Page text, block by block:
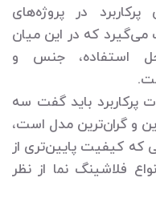
در پروژه‌های
که در این میان
استفاده، جنس و
پرکاربرد باید گفت سه
و گران‌ترین مدل است،
که کیفیت پایین‌تری از
فلاشینگ نما از نظر